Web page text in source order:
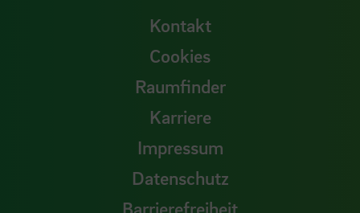
Kontakt
Cookies
Raumfinder
Karriere
Impressum
Datenschutz
Barrierefreiheit